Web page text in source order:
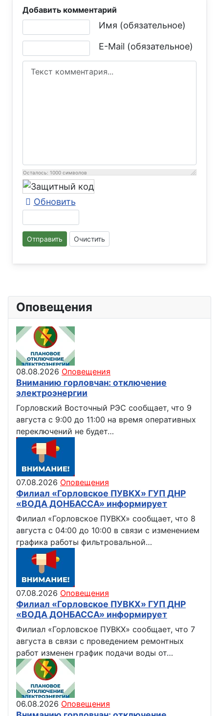
Добавить комментарий
Имя (обязательное)
E-Mail (обязательное)
Текст комментария
Осталось: 1000 символов
Обновить
Отправить Очистить
Оповещения
08.08.2026 Оповещения
Вниманию горловчан: отключение
электроэнергии
Горловский Восточный РЭС сообщает, что 9
августа с 9:00 до 11:00 на время оперативных
переключений не будет…
07.08.2026 Оповещения
Филиал «Горловское ПУВКХ» ГУП ДНР
«ВОДА ДОНБАССА» информирует
Филиал «Горловское ПУВКХ» сообщает, что 8
августа с 04:00 до 10:00 в связи с изменением
графика работы фильтровальной…
07.08.2026 Оповещения
Филиал «Горловское ПУВКХ» ГУП ДНР
«ВОДА ДОНБАССА» информирует
Филиал «Горловское ПУВКХ» сообщает, что 7
августа в связи с проведением ремонтных
работ изменен график подачи воды от…
06.08.2026 Оповещения